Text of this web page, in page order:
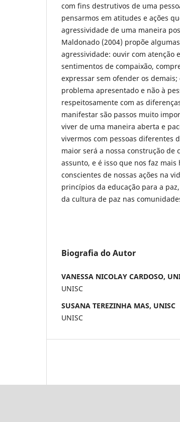
com fins destrutivos de uma
pensarmos em atitudes e ações
agressividade de uma maneira
Maldonado (2004) propõe
agressividade: ouvir com atenção
sentimentos de compaixão,
expressar sem ofender os
problema apresentado e não à
respeitosamente com as
manifestar são passos muito
viver de uma maneira aberta e
vivermos com pessoas diferentes
maior será a nossa construção de
assunto, e é isso que nos faz
conscientes de nossas ações na
princípios da educação para a
da cultura de paz nas
Biografia do Autor
VANESSA NICOLAY CARDOSO,
UNISC
SUSANA TEREZINHA MAS, UNISC
UNISC